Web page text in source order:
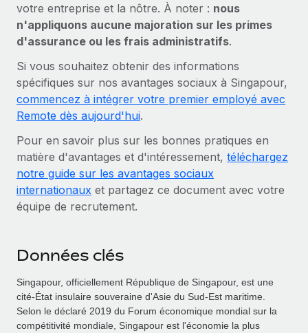
votre entreprise et la nôtre. À noter : nous
n'appliquons aucune majoration sur les primes
d'assurance ou les frais administratifs.
Si vous souhaitez obtenir des informations
spécifiques sur nos avantages sociaux à Singapour,
commencez à intégrer votre premier employé avec
Remote dès aujourd'hui.
Pour en savoir plus sur les bonnes pratiques en
matière d'avantages et d'intéressement, téléchargez
notre guide sur les avantages sociaux
internationaux et partagez ce document avec votre
équipe de recrutement.
Données clés
Singapour, officiellement République de Singapour, est une
cité-État insulaire souveraine d'Asie du Sud-Est maritime.
Selon le déclaré 2019 du Forum économique mondial sur la
compétitivité mondiale, Singapour est l'économie la plus